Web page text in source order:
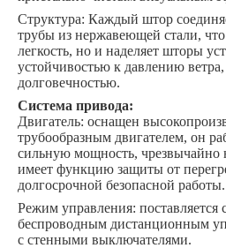
Структура: Каждый штор
трубы из нержавеющей стали, что
легкость, но и наделяет шторы
устойчивостью к давлению
долговечностью.
Система привода:
Двигатель: оснащен
трубообразным двигателем, он
сильную мощность, чрезвычайно
имеет функцию защиты от
долгосрочной безопасной работы.
Режим управления: поставляется
беспроводным дистанционным
с стенными выключателями.